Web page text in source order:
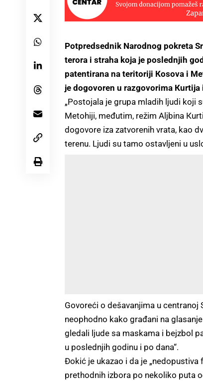
Potpredsednik Narodnog pokreta
terora i straha koja je poslednjih
patentirana na teritoriji Кosova i
je dogovoren u razgovorima Кurtija
„Postojala je grupa mladih ljudi koji
Metohiji, međutim, režim Aljbina
dogovore iza zatvorenih vrata, kao
terenu. Ljudi su tamo ostavljeni u
Govoreći o dešavanjima u centranoj
neophodno kako građani na
gledali ljude sa maskama i bejzbol
u poslednjih godinu i po dana“.
Đokić je ukazao i da je
prethodnih izbora po nekoliko puta